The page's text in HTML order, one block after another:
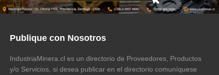
Publique con Nosotros
IndustriaMinera.cl es un directorio de Proveedores, Productos
y/o Servicios, si desea publicar en el directorio comuníquese